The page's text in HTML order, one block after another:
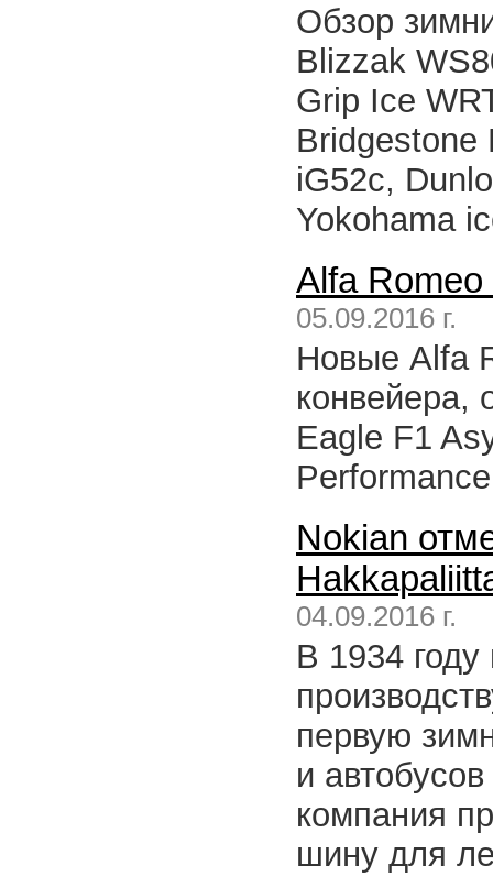
Обзор
Blizzak
Grip Ice
Bridgestone
iG52c,
Yokohama
Alfa
05.09.2016 г.
Новые Alfa
Eagle F1
Nokian
04.09.2016 г.
В 1934
первую
и
компания
шину для